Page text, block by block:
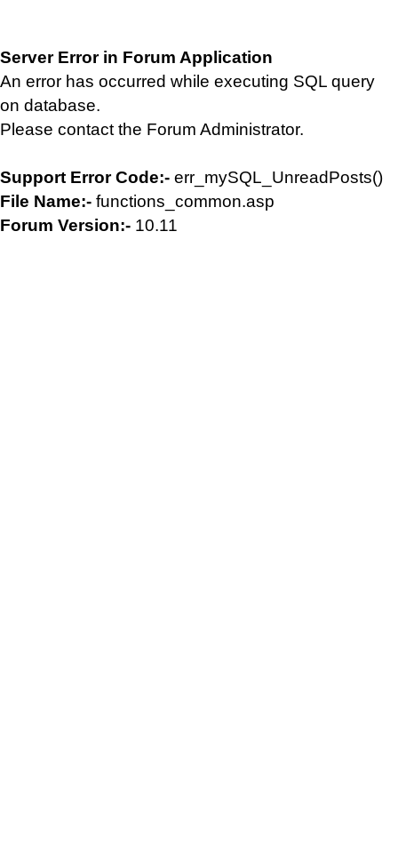
Server Error in Forum Application
An error has occurred while executing SQL query
on database.
Please contact the Forum Administrator.
Support Error Code:- err_mySQL_UnreadPosts()
File Name:- functions_common.asp
Forum Version:- 10.11